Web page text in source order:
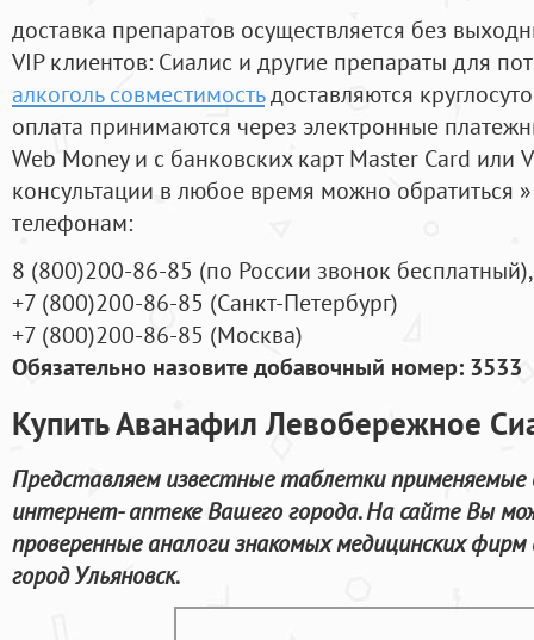
доставка препаратов осуществляется без
VIP клиентов: Сиалис и другие препараты для
алкоголь совместимостьдоставляются
оплата принимаются через электронные
Web Money и с банковских карт Master Card или
консультации в любое время можно обратиться
телефонам:
8 (800)200-86-85 (по России звонок бесплатный),
+7 (800)200-86-85 (Санкт-Петербург)
+7 (800)200-86-85 (Москва)
Обязательно назовите добавочный номер: 3533
Купить Аванафил Левобережное
Представляем известные таблетки
интернет- аптеке Вашего города. На сайте Вы
проверенные аналоги знакомых медицинских
город Ульяновск.